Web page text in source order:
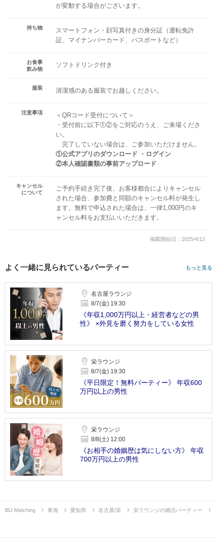
が変動する場合がございます。
持ち物
スマートフォン・顔写真付きの身分証（運転免許
証、マイナンバーカード、パスポートなど）
お食事
飲み物
ソフトドリンク付き
服装 清潔感のある服装でお越しください。
注意事項
＜QRコード受付について＞
・受付前に以下①②をご対応のうえ、ご来場くださ
い。
完了していない場合は、ご参加いただけません。
①公式アプリのダウンロード ・ログイン
②本人確認書類の事前アップロード
キャンセル
について
ご予約手続き完了後、お客様都合によりキャンセル
された場合、参加費と同額のキャンセル料が発生し
ます。無料で申込された場合は、一律1,000円のキ
ャンセル料をお支払いいただきます。
掲載開始日：2025/4/12
よく一緒に見られているパーティー もっと見る
名古屋ラウンジ
8/7(金) 19:30
《年収1,000万円以上・経営者などの男
性》 ×外見を磨く努力をしている女性
栄ラウンジ
8/7(金) 19:30
《平日限定！無料パーティー》 年収600
万円以上の男性
栄ラウンジ
8/8(土) 12:00
《お相手の婚姻歴は気にしない方》 年収
700万円以上の男性
IBJ Matching 東海 愛知県 名古屋/栄 栄ラウンジの婚活パーティー